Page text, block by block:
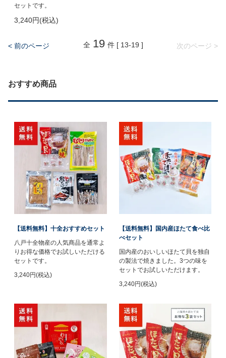
セットです。
3,240円(税込)
< 前のページ 次のページ >
全 19 件 [ 13-19 ]
おすすめ商品
【送料無料】十全おすすめセット
八戸十全物産の人気商品を通常よ
りお得な価格でお試しいただける
セットです。
3,240円(税込)
【送料無料】国内産ほたて食べ比
べセット
国内産のおいしいほたて貝を独自
の製法で焼きました。3つの味を
セットでお試しいただけます。
3,240円(税込)